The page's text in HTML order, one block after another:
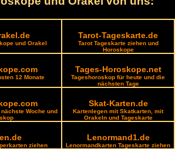
und Orakel
Tarot-Tageskarte.de
Tarot Tageskarte ziehen und
Horoskope
12 Monate
Tages-Horoskope.net
Tageshoroskop für heute und die
nächsten Tage
Woche und
Skat-Karten.de
Kartenlegen mit Skatkarten, mit
Orakeln und Tageskarte
ziehen
Lenormand1.de
Lenormandkarten Tageskarte ziehen